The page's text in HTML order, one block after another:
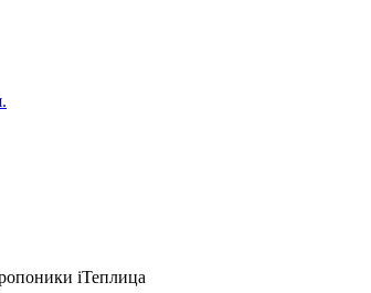
iТеплица